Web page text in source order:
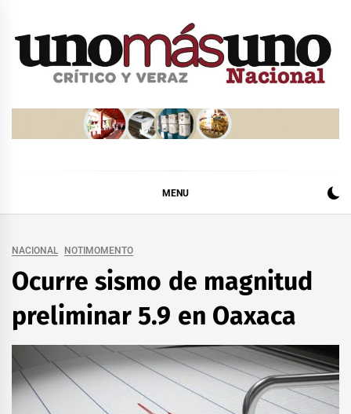
MENU
NACIONAL NOTIMOMENTO
Ocurre sismo de magnitud
preliminar 5.9 en Oaxaca